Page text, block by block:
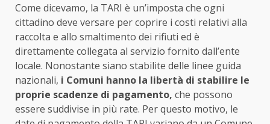
Come dicevamo, la TARI è un’imposta che ogni
cittadino deve versare per coprire i costi relativi alla
raccolta e allo smaltimento dei rifiuti ed è
direttamente collegata al servizio fornito dall’ente
locale. Nonostante siano stabilite delle linee guida
nazionali, i Comuni hanno la libertà di stabilire le
proprie scadenze di pagamento, che possono
essere suddivise in più rate. Per questo motivo, le